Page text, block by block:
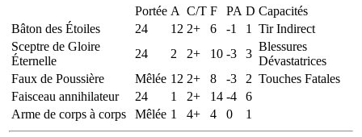
Portée A C/T F PA D Capacités
Bâton des Étoiles
24 12 2+ 6 -1 1
Tir Indirect
Sceptre de Gloire
Éternelle
24 2 2+ 10 -3 3
Blessures
Dévastatrices
Faux de Poussière
Mêlée 12 2+ 8 -3 2 Touches Fatales
Faisceau annihilateur
24 1 2+ 14 -4
6
Arme de corps à corps
Mêlée 1 4+ 4 0 1